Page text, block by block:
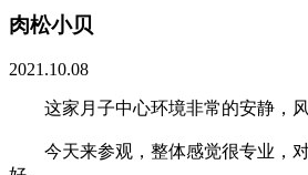
肉松小贝
2021.10.08
这家月子中心环境非常的安静，风
今天来参观，整体感觉很专业，对